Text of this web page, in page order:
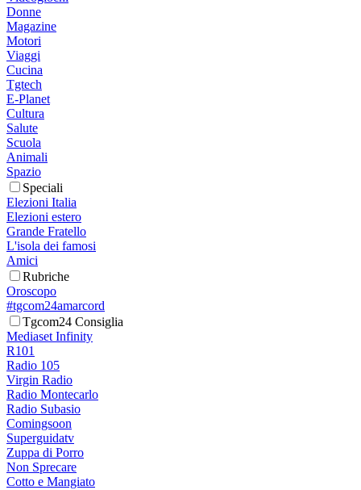
Donne
Magazine
Motori
Viaggi
Cucina
Tgtech
E-Planet
Cultura
Salute
Scuola
Animali
Spazio
Speciali
Elezioni Italia
Elezioni estero
Grande Fratello
L'isola dei famosi
Amici
Rubriche
Oroscopo
#tgcom24amarcord
Tgcom24 Consiglia
Mediaset Infinity
R101
Radio 105
Virgin Radio
Radio Montecarlo
Radio Subasio
Comingsoon
Superguidatv
Zuppa di Porro
Non Sprecare
Cotto e Mangiato